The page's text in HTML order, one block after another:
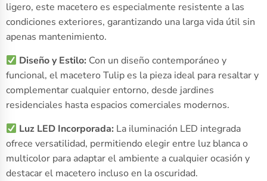
ligero, este macetero es especialmente resistente a las
condiciones exteriores, garantizando una larga vida útil sin
apenas mantenimiento.
Diseño y Estilo: Con un diseño contemporáneo y
funcional, el macetero Tulip es la pieza ideal para resaltar y
complementar cualquier entorno, desde jardines
residenciales hasta espacios comerciales modernos.
Luz LED Incorporada: La iluminación LED integrada
ofrece versatilidad, permitiendo elegir entre luz blanca o
multicolor para adaptar el ambiente a cualquier ocasión y
destacar el macetero incluso en la oscuridad.